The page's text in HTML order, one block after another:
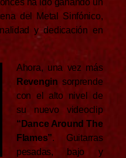
ha ido ganando un
del Metal Sinfónico,
y dedicación en
Ahora, una vez más
Revengin sorprende
con el alto nivel de
su nuevo videoclip
“Dance Around The
Flames”. Guitarras
pesadas, bajo y